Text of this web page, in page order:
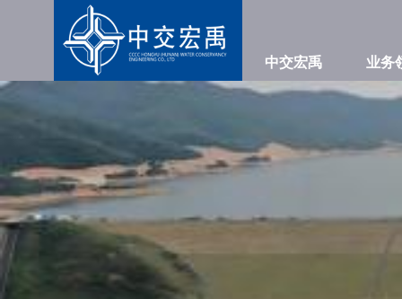
中交宏禹 业务